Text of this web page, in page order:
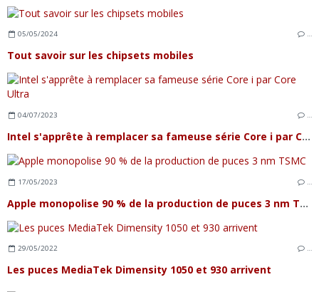
05/05/2024 …
Tout savoir sur les chipsets mobiles
04/07/2023 …
Intel s'apprête à remplacer sa fameuse série Core i par Core Ultra
17/05/2023
Apple monopolise 90 % de la production de puces 3 nm TSMC
29/05/2022 …
Les puces MediaTek Dimensity 1050 et 930 arrivent